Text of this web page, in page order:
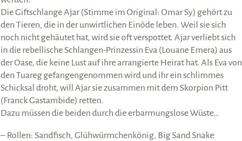
Die Giftschlange Ajar (Stimme im Original: Omar Sy) gehört zu
den Tieren, die in der unwirtlichen Einöde leben. Weil sie sich
noch nicht gehäutet hat, wird sie oft verspottet. Ajar verliebt sich
in die rebellische Schlangen-Prinzessin Eva (Louane Emera) aus
der Oase, die keine Lust auf ihre arrangierte Heirat hat. Als Eva von
den Tuareg gefangengenommen wird und ihr ein schlimmes
Schicksal droht, will Ajar sie zusammen mit dem Skorpion Pitt
(Franck Gastambide) retten.
Dazu müssen die beiden durch die erbarmungslose Wüste…
– Rollen: Sandfisch, Glühwürmchenkönig, Big Sand Snake